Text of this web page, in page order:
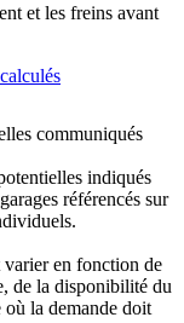
et les freins avant
communiqués
indiqués
référencés sur
varier en fonction de
de la disponibilité du
où la demande doit